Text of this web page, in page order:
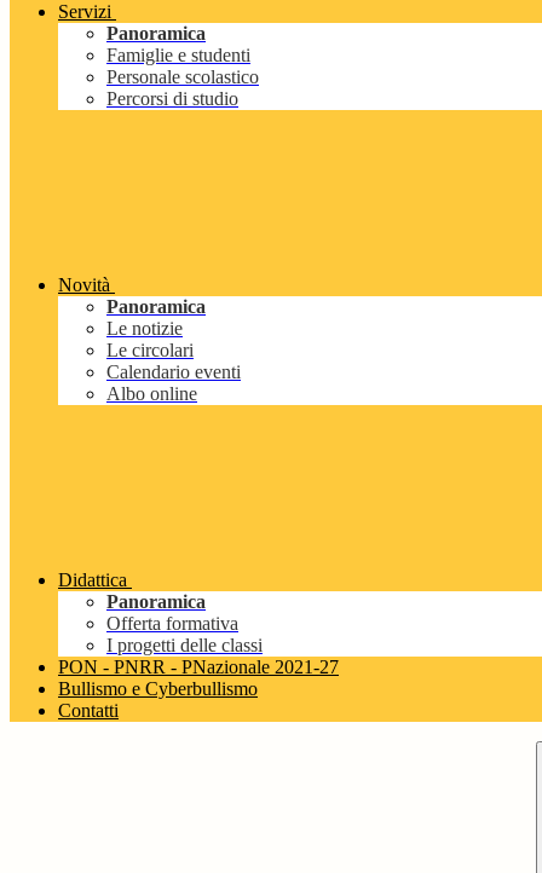
Servizi
Panoramica
Famiglie e studenti
Personale scolastico
Percorsi di studio
Novità
Panoramica
Le notizie
Le circolari
Calendario eventi
Albo online
Didattica
Panoramica
Offerta formativa
I progetti delle classi
PON - PNRR - PNazionale 2021-27
Bullismo e Cyberbullismo
Contatti